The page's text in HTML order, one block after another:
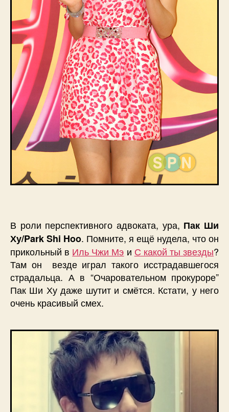
В роли перспективного адвоката, ура, Пак Ши
Ху/Park Shi Hoo. Помните, я ещё нудела, что он
прикольный в Иль Чжи Мэ и С какой ты звезды?
Там он везде играл такого исстрадавшегося
страдальца. А в “Очаровательном прокуроре”
Пак Ши Ху даже шутит и смётся. Кстати, у него
очень красивый смех.